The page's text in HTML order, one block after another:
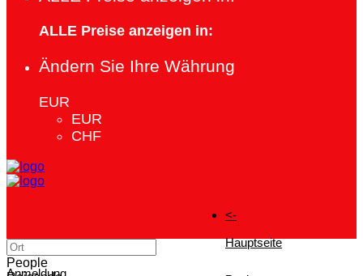
ALLE Preise anzeigen in:
Ändern Sie Ihre Währung
EUR
EUR
CHF
<-
Hauptseite
Anmeldung
People